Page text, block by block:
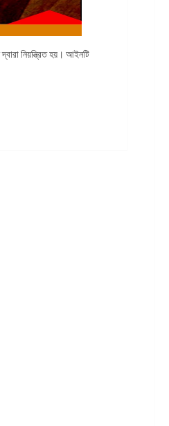
নিয়ন্ত্রিত হয়। আইনটি